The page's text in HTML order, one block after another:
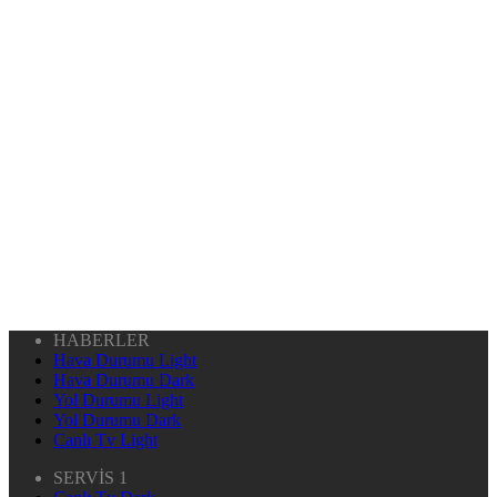
HABERLER
Hava Durumu Light
Hava Durumu Dark
Yol Durumu Light
Yol Durumu Dark
Canlı Tv Light
SERVİS 1